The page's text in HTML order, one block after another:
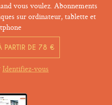
vous voulez. Abonnements
sur ordinateur, tablette et
PARTIR DE 78 €
Identifiez-vous